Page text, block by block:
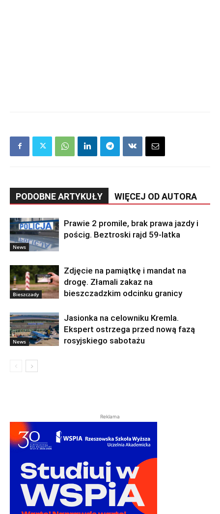
PODOBNE ARTYKUŁY WIĘCEJ OD AUTORA
News
Prawie 2 promile, brak prawa jazdy i
pościg. Beztroski rajd 59-latka
Bieszczady
Zdjęcie na pamiątkę i mandat na
drogę. Złamali zakaz na
bieszczadzkim odcinku granicy
News
Jasionka na celowniku Kremla.
Ekspert ostrzega przed nową fazą
rosyjskiego sabotażu
Reklama